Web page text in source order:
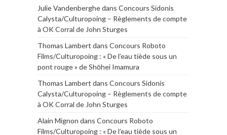
Julie Vandenberghedans Concours Sidonis
Calysta/Culturopoing – Règlements de compte
à OK Corral de John Sturges
Thomas Lambert dans Concours Roboto
Films/Culturopoing : « De l’eau tiède sous un
pont rouge » de Shōhei Imamura
Thomas Lambert dans Concours Sidonis
Calysta/Culturopoing – Règlements de compte
à OK Corral de John Sturges
Alain Mignon dans Concours Roboto
Films/Culturopoing : « De l’eau tiède sous un